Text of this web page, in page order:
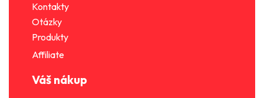
Kontakty
Otázky
Produkty
Affiliate
Váš nákup